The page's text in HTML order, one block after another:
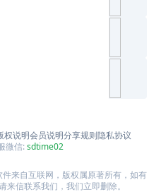
权说明会员说明分享规则隐私协议
微信:sdtime02
来自互联网，版权属原著所有，如有
信联系我们，我们立即删除。